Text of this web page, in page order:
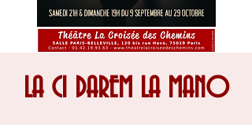
LA CI DAREM LA MANO